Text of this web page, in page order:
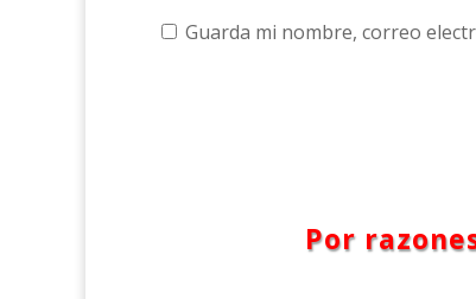
Guarda mi nombre, correo
Por